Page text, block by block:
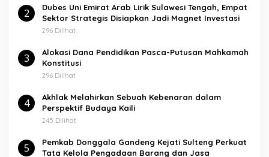
2
Dubes Uni Emirat Arab Lirik Sulawesi Tengah, Empat
Sektor Strategis Disiapkan Jadi Magnet Investasi
296 Dilihat
3
Alokasi Dana Pendidikan Pasca-Putusan Mahkamah
Konstitusi
296 Dilihat
4
Akhlak Melahirkan Sebuah Kebenaran dalam
Perspektif Budaya Kaili
245 Dilihat
5
Pemkab Donggala Gandeng Kejati Sulteng Perkuat
Tata Kelola Pengadaan Barang dan Jasa